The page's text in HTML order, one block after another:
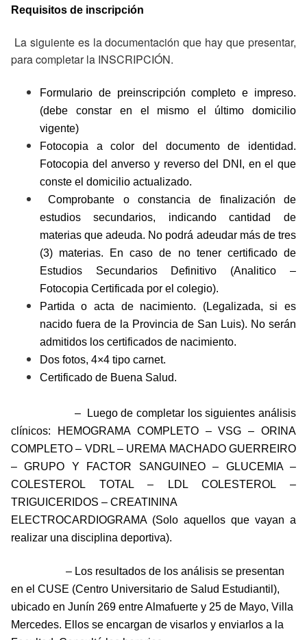
Requisitos de inscripción
La siguiente es la documentación que hay que presentar,
para completar la INSCRIPCIÓN.
Formulario de preinscripción completo e impreso.
(debe constar en el mismo el último domicilio
vigente)
Fotocopia a color del documento de identidad.
Fotocopia del anverso y reverso del DNI, en el que
conste el domicilio actualizado.
Comprobante o constancia de finalización de
estudios secundarios, indicando cantidad de
materias que adeuda. No podrá adeudar más de tres
(3) materias. En caso de no tener certificado de
Estudios Secundarios Definitivo (Analitico –
Fotocopia Certificada por el colegio).
Partida o acta de nacimiento. (Legalizada, si es
nacido fuera de la Provincia de San Luis). No serán
admitidos los certificados de nacimiento.
Dos fotos, 4×4 tipo carnet.
Certificado de Buena Salud.
– Luego de completar los siguientes análisis
clínicos: HEMOGRAMA COMPLETO – VSG – ORINA
COMPLETO – VDRL – UREMA MACHADO GUERREIRO
– GRUPO Y FACTOR SANGUINEO – GLUCEMIA –
COLESTEROL TOTAL – LDL COLESTEROL –
TRIGUICERIDOS – CREATININA
ELECTROCARDIOGRAMA (Solo aquellos que vayan a
realizar una disciplina deportiva).
– Los resultados de los análisis se presentan
en el CUSE (Centro Universitario de Salud Estudiantil),
ubicado en Junín 269 entre Almafuerte y 25 de Mayo, Villa
Mercedes. Ellos se encargan de visarlos y enviarlos a la